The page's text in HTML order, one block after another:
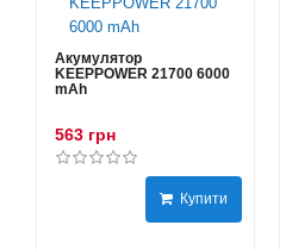
Акумулятор
KEEPPOWER 21700 6000
mAh
563 грн
Купити